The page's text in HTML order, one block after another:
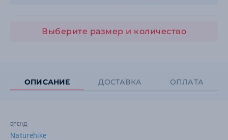
Выберите размер и количество
ОПИСАНИЕ ДОСТАВКА ОПЛАТА
БРЕНД
Naturehike